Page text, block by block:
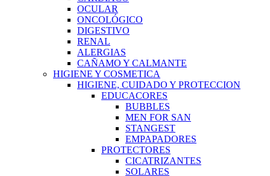
OCULAR
ONCOLÓGICO
DIGESTIVO
RENAL
ALERGIAS
CAÑAMO Y CALMANTE
HIGIENE Y COSMETICA
HIGIENE, CUIDADO Y PROTECCION
EDUCACORES
BUBBLES
MEN FOR SAN
STANGEST
EMPAPADORES
PROTECTORES
CICATRIZANTES
SOLARES